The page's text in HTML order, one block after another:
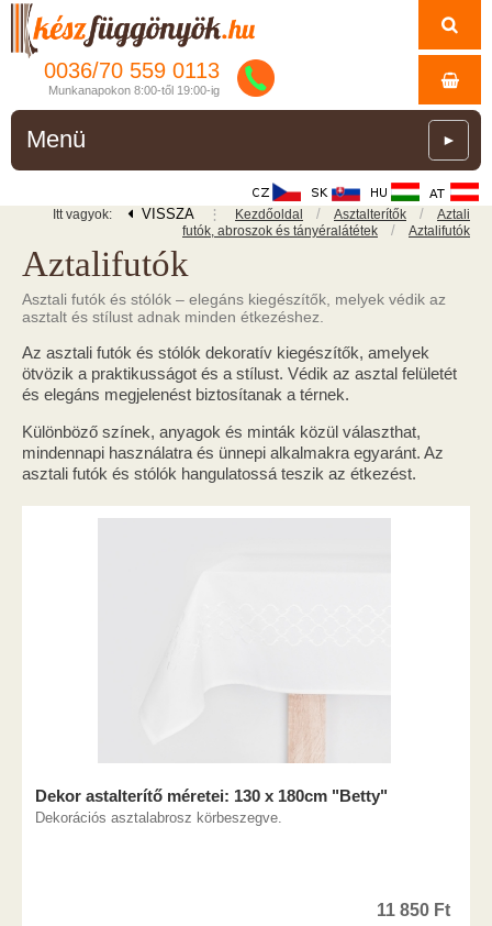
0036/70 559 0113
Munkanapokon 8:00-től 19:00-ig
Menü ►
Itt vagyok: VISSZA ⋮ Kezdőoldal / Asztalterítők /
Aztali
futók, abroszok és tányéralátétek
/ Aztalifutók
Aztalifutók
Asztali futók és stólók – elegáns kiegészítők, melyek védik az
asztalt és stílust adnak minden étkezéshez.
Az asztali futók és stólók dekoratív kiegészítők, amelyek
ötvözik a praktikusságot és a stílust. Védik az asztal felületét
és elegáns megjelenést biztosítanak a térnek.
Különböző színek, anyagok és minták közül választhat,
mindennapi használatra és ünnepi alkalmakra egyaránt. Az
asztali futók és stólók hangulatossá teszik az étkezést.
Dekor astalterítő méretei: 130 x 180cm "Betty"
Dekorációs asztalabrosz körbeszegve.
11 850 Ft